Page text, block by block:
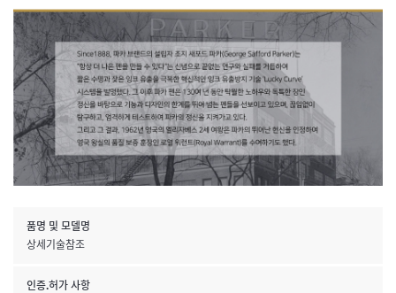
품명 및 모델명
상세기술참조
인증.허가 사항